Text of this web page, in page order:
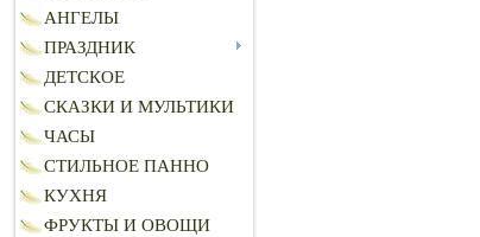
АНГЕЛЫ
ПРАЗДНИК
ДЕТСКОЕ
СКАЗКИ И МУЛЬТИКИ
ЧАСЫ
СТИЛЬНОЕ ПАННО
КУХНЯ
ФРУКТЫ И ОВОЩИ